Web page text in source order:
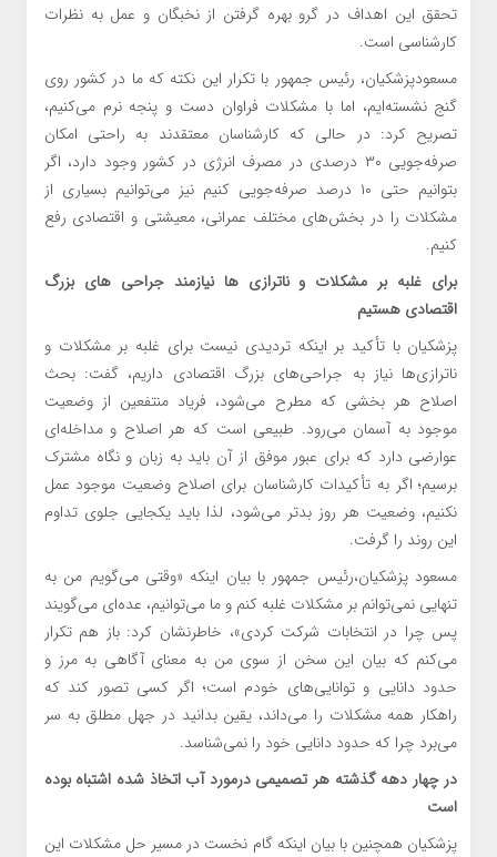
تحقق این اهداف در گرو بهره گرفتن از نخبگان و عمل به نظرات
کارشناسی است.
مسعودپزشکیان، رئیس جمهور با تکرار این نکته که ما در کشور روی
گنج نشسته‌ایم، اما با مشکلات فراوان دست و پنجه نرم می‌کنیم،
تصریح کرد: در حالی که کارشناسان معتقدند به راحتی امکان
صرفه‌جویی ۳۰ درصدی در مصرف انرژی در کشور وجود دارد، اگر
بتوانیم حتی ۱۰ درصد صرفه‌جویی کنیم نیز می‌توانیم بسیاری از
مشکلات را در بخش‌های مختلف عمرانی، معیشتی و اقتصادی رفع
کنیم.
برای غلبه بر مشکلات و ناترازی ها نیازمند جراحی های بزرگ
اقتصادی هستیم
پزشکیان با تأکید بر اینکه تردیدی نیست برای غلبه بر مشکلات و
ناترازی‌ها نیاز به جراحی‌های بزرگ اقتصادی داریم، گفت: بحث
اصلاح هر بخشی که مطرح می‌شود، فریاد منتفعین از وضعیت
موجود به آسمان می‌رود. طبیعی است که هر اصلاح و مداخله‌ای
عوارضی دارد که برای عبور موفق از آن باید به زبان و نگاه مشترک
برسیم؛ اگر به تأکیدات کارشناسان برای اصلاح وضعیت موجود عمل
نکنیم، وضعیت هر روز بدتر می‌شود، لذا باید یکجایی جلوی تداوم
این روند را گرفت.
مسعود پزشکیان،رئیس جمهور با بیان اینکه «وقتی می‌گویم من به
تنهایی نمی‌توانم بر مشکلات غلبه کنم و ما می‌توانیم، عده‌ای می‌گویند
پس چرا در انتخابات شرکت کردی»، خاطرنشان کرد: باز هم تکرار
می‌کنم که بیان این سخن از سوی من به معنای آگاهی به مرز و
حدود دانایی و توانایی‌های خودم است؛ اگر کسی تصور کند که
راهکار همه مشکلات را می‌داند، یقین بدانید در جهل مطلق به سر
می‌برد چرا که حدود دانایی خود را نمی‌شناسد.
در چهار دهه گذشته هر تصمیمی درمورد آب اتخاذ شده اشتباه بوده
است
پزشکیان همچنین با بیان اینکه گام نخست در مسیر حل مشکلات این